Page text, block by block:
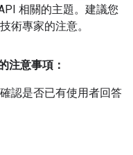
相關的主題。建議您
術專家的注意。
注意事項：
認是否已有使用者回答